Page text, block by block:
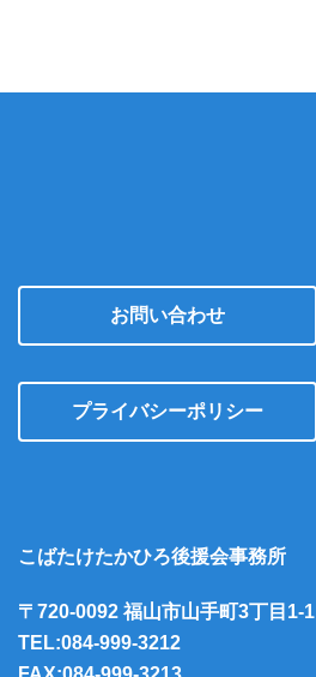
お問い合わせ
プライバシーポリシー
こばたけたかひろ後援会事務所
〒720-0092 福山市山手町3丁目1-1
TEL:084-999-3212